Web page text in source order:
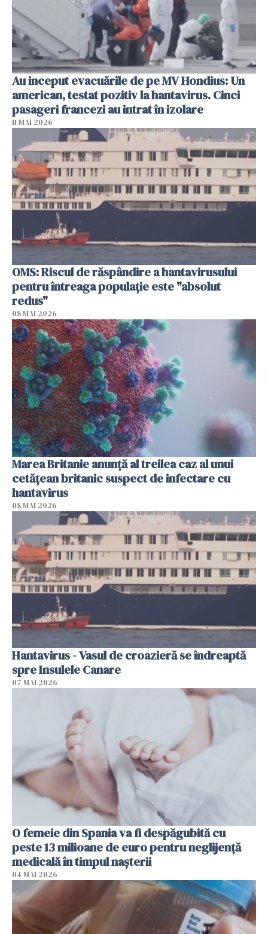
Au inceput evacuările de pe MV Hondius: Un
american, testat pozitiv la hantavirus. Cinci
pasageri francezi au intrat în izolare
11 MAI 2026
OMS: Riscul de răspândire a hantavirusului
pentru întreaga populaţie este "absolut
redus"
08 MAI 2026
Marea Britanie anunţă al treilea caz al unui
cetăţean britanic suspect de infectare cu
hantavirus
08 MAI 2026
Hantavirus - Vasul de croazieră se îndreaptă
spre Insulele Canare
07 MAI 2026
O femeie din Spania va fi despăgubită cu
peste 13 milioane de euro pentru neglijenţă
medicală în timpul naşterii
04 MAI 2026